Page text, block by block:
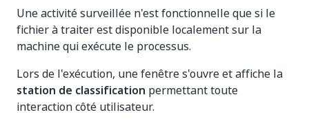
Une activité surveillée n'est fonctionnelle que si le
fichier à traiter est disponible localement sur la
machine qui exécute le processus.
Lors de l'exécution, une fenêtre s'ouvre et affiche la
station de classification permettant toute
interaction côté utilisateur.